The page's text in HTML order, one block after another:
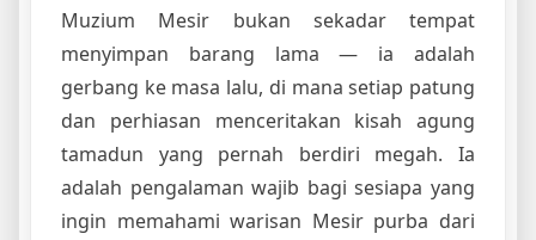
Muzium Mesir bukan sekadar tempat
menyimpan barang lama — ia adalah
gerbang ke masa lalu, di mana setiap patung
dan perhiasan menceritakan kisah agung
tamadun yang pernah berdiri megah. Ia
adalah pengalaman wajib bagi sesiapa yang
ingin memahami warisan Mesir purba dari